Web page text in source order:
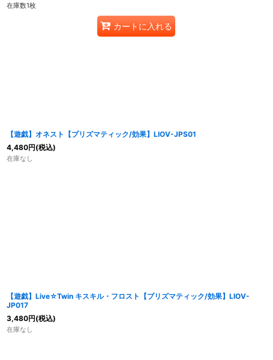
在庫数1枚
カートに入れる
【遊戯】オネスト【プリズマティック/効果】LIOV-JPS01
4,480円(税込)
在庫なし
【遊戯】Live☆Twin キスキル・フロスト【プリズマティック/効果】LIOV-
JP017
3,480円(税込)
在庫なし